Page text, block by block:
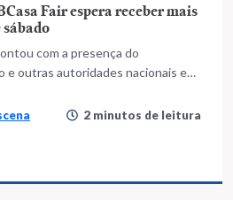
Fair espera receber mais
sábado
com a presença do
e outras autoridades nacionais e
2 minutos de leitura